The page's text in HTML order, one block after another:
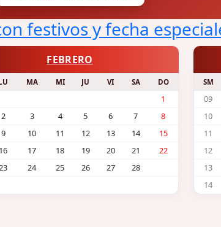
festivos y fecha
FEBRERO
MA MI JU VI SA DO
1
2 3 4 5 6 7
8
9 10 11 12 13 14
15
16 17 18 19 20 21
22
24 25 26 27 28
SM
09
10
11
12
13
14